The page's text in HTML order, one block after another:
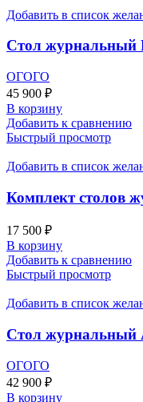
Добавить в список
Стол журнальный
ОГОГО
45 900 ₽
В корзину
Добавить к сравнению
Быстрый просмотр
Добавить в список
Комплект столов
17 500 ₽
В корзину
Добавить к сравнению
Быстрый просмотр
Добавить в список
Стол журнальный
ОГОГО
42 900 ₽
В корзину